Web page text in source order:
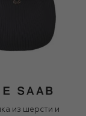
из шерсти и